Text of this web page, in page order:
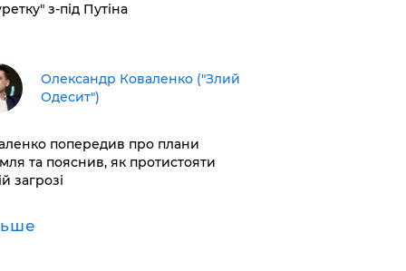
з-під Путіна
Олександр Коваленко ("Злий
Одесит")
попередив про плани
та пояснив, як протистояти
загрозі